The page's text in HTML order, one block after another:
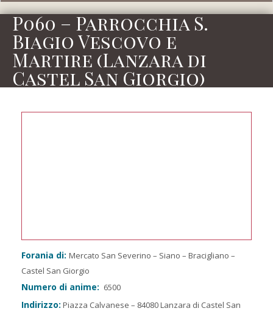
P060 – Parrocchia S.
Biagio Vescovo e
Martire (Lanzara di
Castel San Giorgio)
Forania di: Mercato San Severino – Siano – Bracigliano –
Castel San Giorgio
Numero di anime: 6500
Indirizzo: Piazza Calvanese – 84080 Lanzara di Castel San